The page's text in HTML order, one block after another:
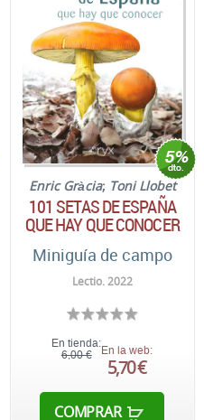
Enric Gràcia; Toni Llobet
101 SETAS DE ESPAÑA
QUE HAY QUE CONOCER
Miniguía de campo
Lectio. 2022
En tienda:
6,00 €
En la web:
5,70 €
COMPRAR